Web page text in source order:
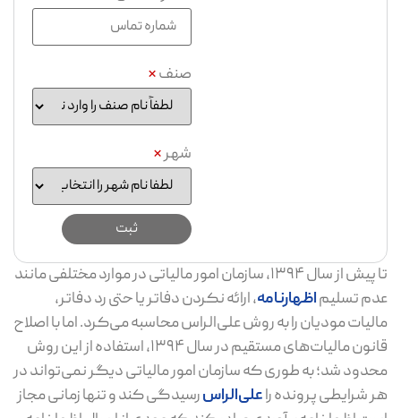
صنف*
شهر*
تا پیش از سال ۱۳۹۴، سازمان امور مالیاتی در موارد مختلفی مانند
عدم تسلیماظهارنامه، ارائه نکردن دفاتر یا حتی رد دفاتر،
مالیات مودیان را به روش علی‌الراس محاسبه می‌کرد. اما با اصلاح
قانون مالیات‌های مستقیم در سال ۱۳۹۴، استفاده از این روش
محدود شد؛ به ‌طوری‌ که سازمان امور مالیاتی دیگر نمی‌تواند در
هر شرایطی پرونده راعلی‌الراسرسیدگی کند و تنها زمانی مجاز